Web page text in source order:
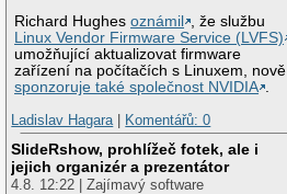
Richard Hughesoznámil
, že službu
Linux Vendor Firmware Service (LVFS)
umožňující aktualizovat firmware
zařízení na počítačích s Linuxem, nově
sponzoruje také společnost NVIDIA .
Ladislav Hagara| Komentářů: 0
SlideRshow, prohlížeč fotek, ale i
jejich organizér a prezentátor
4.8. 12:22 | Zajímavý software